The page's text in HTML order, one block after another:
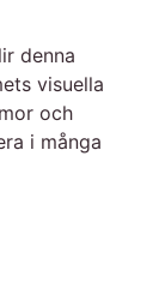
denna
visuella
och
i många